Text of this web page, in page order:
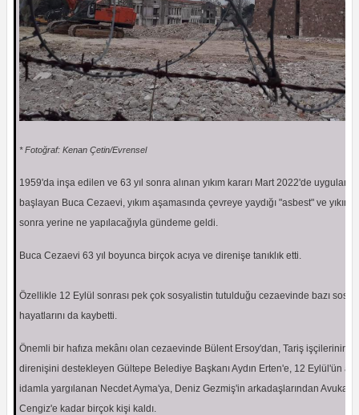
* Fotoğraf: Kenan Çetin/Evrensel
1959'da inşa edilen ve 63 yıl sonra alınan yıkım kararı Mart 2022'de
başlayan Buca Cezaevi, yıkım aşamasında çevreye yaydığı "asbest" ve
sonra yerine ne yapılacağıyla gündeme geldi.
Buca Cezaevi 63 yıl boyunca birçok acıya ve direnişe tanıklık etti.
Özellikle 12 Eylül sonrası pek çok sosyalistin tutulduğu cezaevinde bazı
hayatlarını da kaybetti.
Önemli bir hafıza mekânı olan cezaevinde Bülent Ersoy'dan, Tariş işçilerinin
direnişini destekleyen Gültepe Belediye Başkanı Aydın Erten'e, 12 Eylül'ün
idamla yargılanan Necdet Ayma'ya, Deniz Gezmiş'in arkadaşlarından Avukat
Cengiz'e kadar birçok kişi kaldı.